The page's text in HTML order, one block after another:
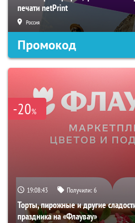
печати netPrint
Россия
Промокод
-20%
19:08:42 Получили:6
Торты, пирожные и другие
праздника на «Флаувау»